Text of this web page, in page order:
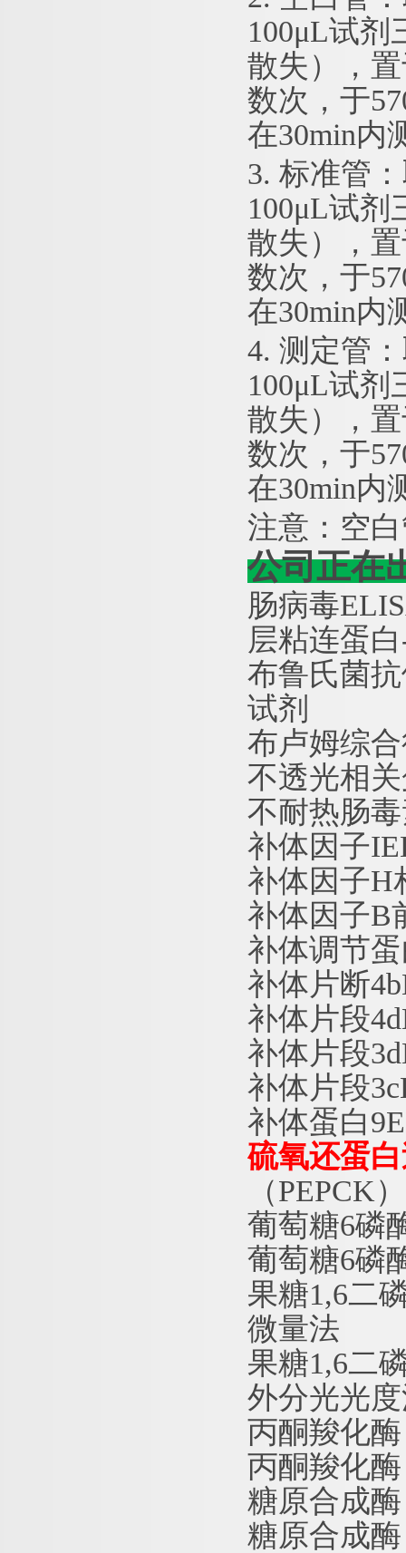
100μL试剂
散失），
数次，于
在30min内
3. 标准管
100μL试剂
散失），
数次，于
在30min内
4. 测定管
100μL试剂
散失），
数次，于
在30min内
注意：空
公司正在
肠病毒
层粘连蛋白
布鲁氏菌
试剂
布卢姆综
不透光相
不耐热肠
补体因子
补体因子H
补体因子B
补体调节
补体片断
补体片段
补体片段
补体片段
补体蛋白
硫氧还蛋
（PEPCK
葡萄糖6磷
葡萄糖6磷
果糖1,6二
微量法
果糖1,6二
外分光光
丙酮羧化
丙酮羧化
糖原合成
糖原合成